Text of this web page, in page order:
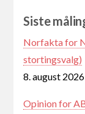
Siste
Norfakta for
stortingsvalg)
8. august 2026
Opinion for